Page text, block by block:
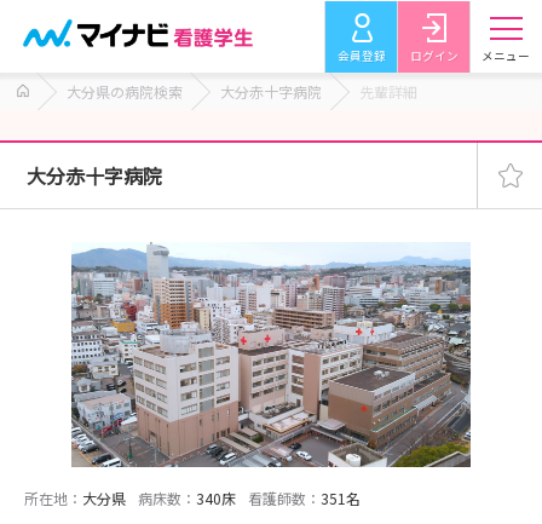
会員登録 ログイン メニュー
大分県の病院検索 大分赤十字病院 先輩詳細
大分赤十字病院
所在地： 大分県 病床数： 340床 看護師数： 351名